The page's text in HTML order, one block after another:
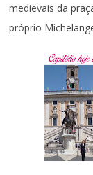
medievais da
próprio